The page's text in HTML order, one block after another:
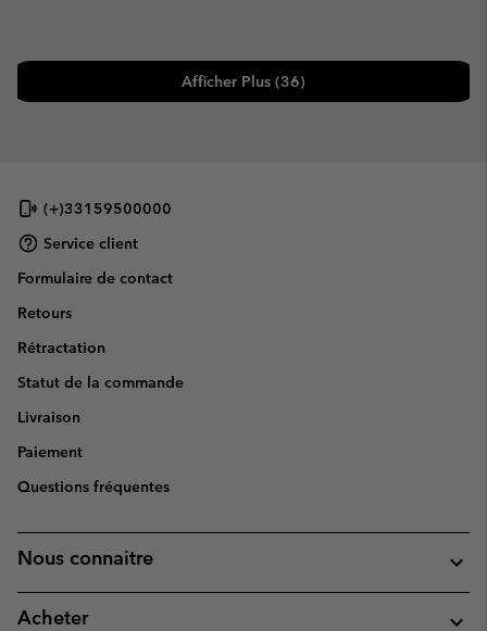
Afficher Plus (36)
(+)33159500000
Service client
Formulaire de contact
Retours
Rétractation
Statut de la commande
Livraison
Paiement
Questions fréquentes
Nous connaitre
Acheter